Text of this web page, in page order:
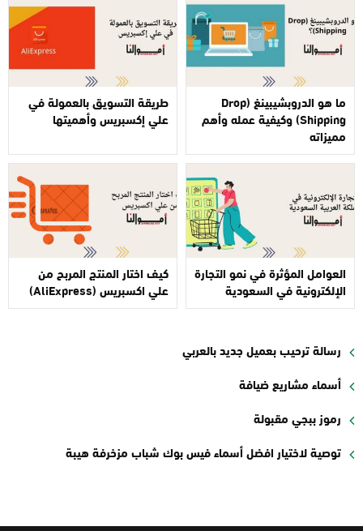
ما هو الدروبشيبينغ (Drop
Shipping) وكيفية عمله وأهم
مميزاته
طريقة التسويق بالعمولة في
علي إكسبريس وأهميتها
العوامل المؤثرة في نمو التجارة
الإلكترونية في السعودية
كيف اختار المنتج المربح من
علي اكسبريس (AliExpress)
رسالة ترحيب بعميل جديد بالعربي
أسماء مشاريع ضيافة
رموز ببجي مقبولة
توصية لاختيار افضل أسماء فيس بوك شباب مزخرفة هيبة